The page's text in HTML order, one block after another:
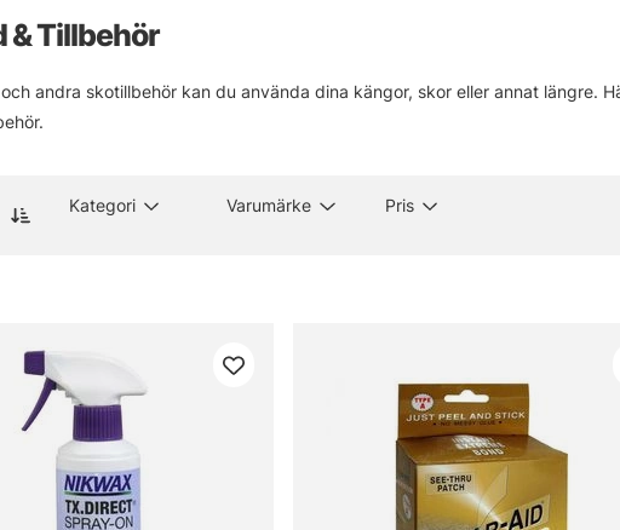
& Tillbehör
andra skotillbehör kan du använda dina kängor, skor eller annat längre.
Kategori Varumärke Pris